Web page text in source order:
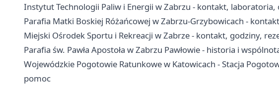
Instytut Technologii Paliw i Energii w Zabrzu - kontakt, laboratoria,
Parafia Matki Boskiej Różańcowej w Zabrzu-Grzybowicach -
Miejski Ośrodek Sportu i Rekreacji w Zabrze - kontakt, godziny,
Parafia św. Pawła Apostoła w Zabrzu Pawłowie - historia i
Wojewódzkie Pogotowie Ratunkowe w Katowicach - Stacja
pomoc